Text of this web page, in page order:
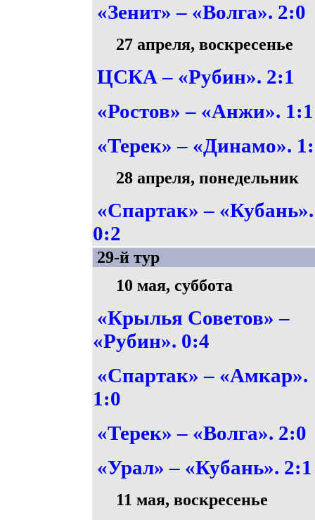
«Зенит» – «Волга». 2:0
27 апреля, воскресенье
ЦСКА – «Рубин». 2:1
«Ростов» – «Анжи». 1:1
«Терек» – «Динамо».
28 апреля, понедельник
«Спартак» – «Кубань».
0:2
29-й тур
10 мая, суббота
«Крылья Советов» –
«Рубин». 0:4
«Спартак» – «Амкар».
1:0
«Терек» – «Волга». 2:0
«Урал» – «Кубань». 2:1
11 мая, воскресенье